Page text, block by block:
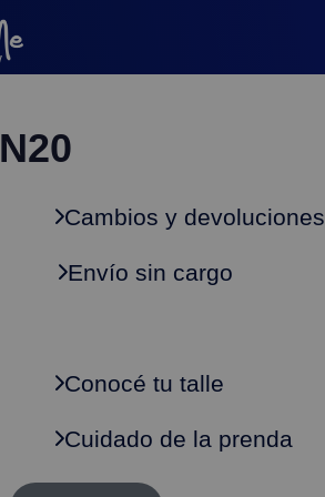
N20
Cambios y devoluciones
Envío sin cargo
Conocé tu talle
Cuidado de la prenda